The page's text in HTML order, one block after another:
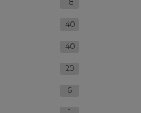
18
40
40
20
6